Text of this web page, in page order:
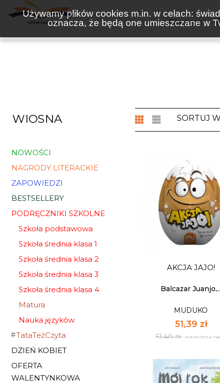
Używamy plików cookies m.in. w celach:
oznacza, że będą one umieszczane w
KSIĄŻKI
WIOSNA
NOWOŚCI
NAGRODY LITERACKIE
ZAPOWIEDZI
BESTSELLERY
PODRĘCZNIKI SZKOLNE
Szkoła podstawowa
Szkoła średnia klasa 1
Szkoła średnia klasa 2
Szkoła średnia klasa 3
Szkoła średnia klasa 4
Matura
Nauka języków
TataTeżCzyta
DZIEŃ KOBIET
OFERTA
WALENTYNKOWA
SORTUJ
AKCJA JAJO!
Balcazar
MUDUKO
51,39 zł
51,40 zł najniższa
AKCJA JAJO!